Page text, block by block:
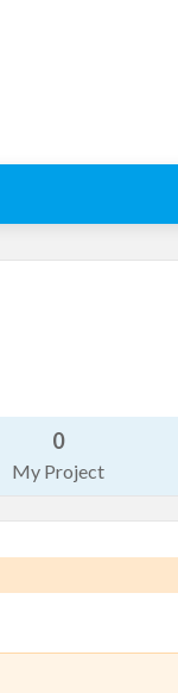
0
My Project